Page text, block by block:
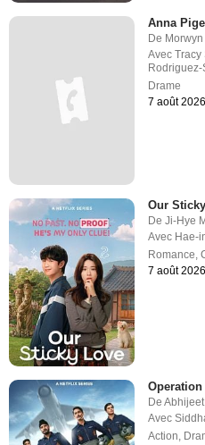
Anna
De
AvecTracy
Drame
7 août
Our
DeJi-Hye
Avec Hae-
Romance ,
7 août
Operation
De
Avec
Action,